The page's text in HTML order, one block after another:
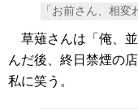
「お前さん、相変
草薙さんは「俺、
んだ後、終日禁煙の
私に笑う。